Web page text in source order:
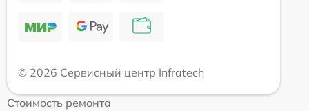
© 2026 Сервисный центр Infratech
Стоимость ремонта